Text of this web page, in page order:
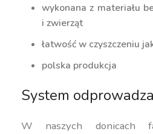
wykonana z materiału
i zwierząt
łatwość w czyszczeniu
polska produkcja
System
W naszych donicach